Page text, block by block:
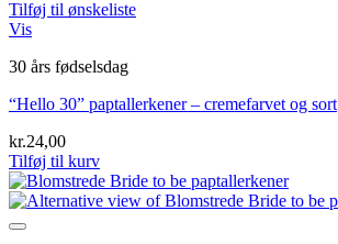
Tilføj til ønskeliste
Vis
30 års fødselsdag
“Hello 30” paptallerkener – cremefarvet og sort
kr.24,00
Tilføj til kurv